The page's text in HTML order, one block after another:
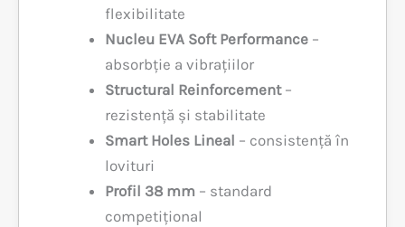
flexibilitate
Nucleu EVA Soft Performance –
absorbție a vibrațiilor
Structural Reinforcement–
rezistență și stabilitate
Smart Holes Lineal – consistență în
lovituri
Profil 38 mm – standard
competițional